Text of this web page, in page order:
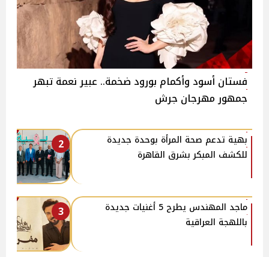
فستان أسود وأكمام بورود ضخمة.. عبير نعمة تبهر
جمهور مهرجان جرش
2
بهية تدعم صحة المرأة بوحدة جديدة
للكشف المبكر بشرق القاهرة
3
ماجد المهندس يطرح 5 أغنيات جديدة
باللهجة العراقية